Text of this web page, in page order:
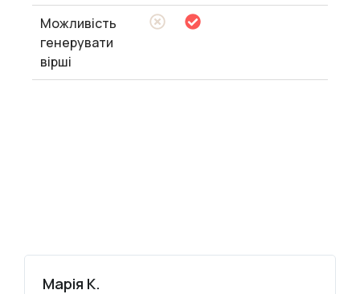
Можливість
генерувати
вірші
Марія К.